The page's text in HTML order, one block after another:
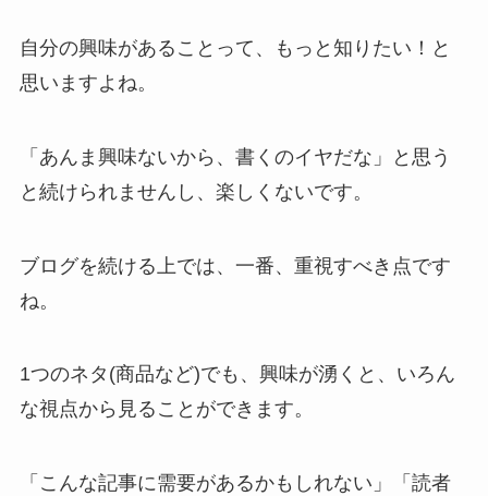
自分の興味があることって、もっと知りたい！と
思いますよね。
「あんま興味ないから、書くのイヤだな」と思う
と続けられませんし、楽しくないです。
ブログを続ける上では、一番、重視すべき点です
ね。
1つのネタ(商品など)でも、興味が湧くと、いろん
な視点から見ることができます。
「こんな記事に需要があるかもしれない」「読者